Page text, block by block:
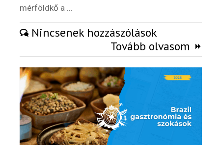
mérföldkő a …
Nincsenek hozzászólások
Tovább olvasom